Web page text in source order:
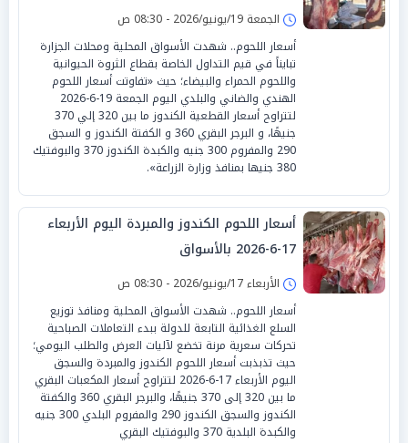
الجمعة 19/يونيو/2026 - 08:30 ص
أسعار اللحوم.. شهدت الأسواق المحلية ومحلات الجزارة
تبايناً في قيم التداول الخاصة بقطاع الثروة الحيوانية
واللحوم الحمراء والبيضاء؛ حيث «تفاوتت أسعار اللحوم
الهندي والضاني والبلدي اليوم الجمعة 19-6-2026
لتتراوح أسعار القطعية الكندوز ما بين 320 إلي 370
جنيهًا، و البرجر البقري 360 و الكفتة الكندوز و السجق
290 والمفروم 300 جنيه والكبدة الكندوز 370 والبوفتيك
380 جنيها بمنافذ وزارة الزراعة».
أسعار اللحوم الكندوز والمبردة اليوم الأربعاء
17-6-2026 بالأسواق
الأربعاء 17/يونيو/2026 - 08:30 ص
أسعار اللحوم.. شهدت الأسواق المحلية ومنافذ توزيع
السلع الغذائية التابعة للدولة ببدء التعاملات الصباحية
تحركات سعرية مرنة تخضع لآليات العرض والطلب اليومي؛
حيث تذبذبت أسعار اللحوم الكندوز والمبردة والسجق
اليوم الأربعاء 17-6-2026 لتتراوح أسعار المكعبات البقري
ما بين 320 إلى 370 جنيهًا، والبرجر البقري 360 والكفتة
الكندوز والسجق الكندوز 290 والمفروم البلدي 300 جنيه
والكبدة البلدية 370 والبوفتيك البقري